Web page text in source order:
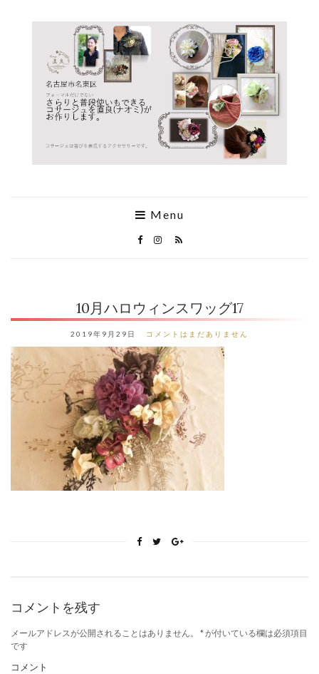
Menu
10月ハロウィンスワッグ17
2019年9月29日 コメントはまだありません
コメントを残す
メールアドレスが公開されることはありません。 *が付いている欄は必須項目
です
コメント